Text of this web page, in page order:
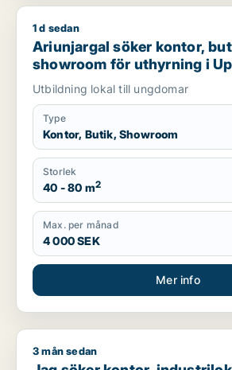
Ariunjargal söker kontor, butik eller
1 d sedan
Ariunjargal söker kontor,
showroom för uthyrning i
Väsby, Sollentuna eller
Utbildning lokal till ungdomar
Type
Kontor, Butik, Showroom
Storlek
40 - 80 m2
Max. per månad
4 000 SEK
Mer info
Jag söker kontor, industrilokal,
3 mån sedan